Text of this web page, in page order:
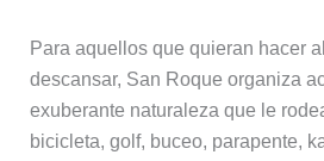
Para aquellos que quieran hacer
descansar, San Roque organiza
exuberante naturaleza que le
bicicleta, golf, buceo, parapente,